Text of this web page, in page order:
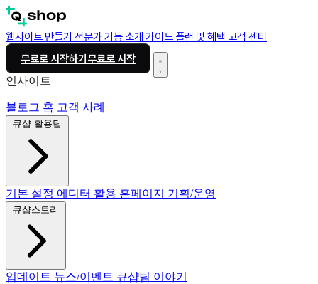
웹사이트 만들기 전문가기능 소개 가이드 플랜 및 혜택 고객 센터
무료로 시작하기무료로 시작
인사이트
블로그 홈 고객 사례
큐샵 활용팁
기본 설정 에디터 활용 홈페이지 기획/운영
큐샵스토리
업데이트 뉴스/이벤트 큐샵팀 이야기